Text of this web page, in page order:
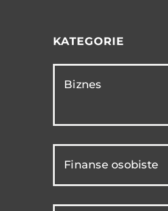
KATEGORIE
Biznes
Finanse osobiste